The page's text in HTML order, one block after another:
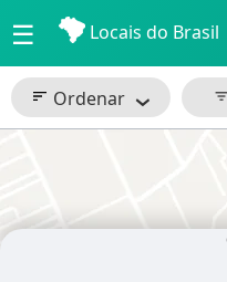
☰ Locais do Brasil
Ordenar